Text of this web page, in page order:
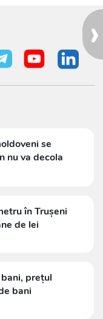
›
se
nu va decola
în Trușeni
de lei
prețul
bani